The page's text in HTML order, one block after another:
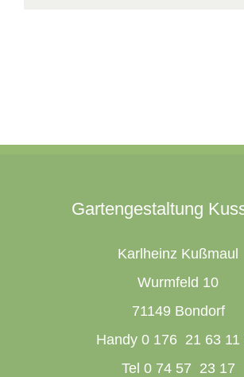
Gartengestaltung
Karlheinz Kußmaul
Wurmfeld 10
71149 Bondorf
Handy 0 176 21 63 11
Tel 0 74 57 23 17